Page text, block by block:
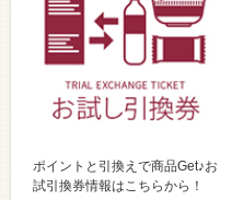
ポイントと引換えで商品Get♪お
試引換券情報はこちらから！